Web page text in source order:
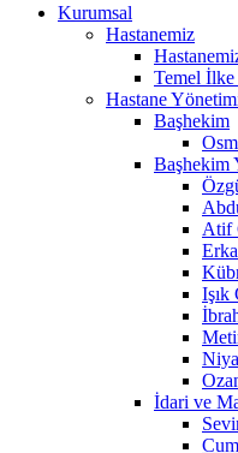
Kurumsal
Hastanemiz
Temel
Hastane
Başhekim
Başhekim
Atif
Işık
İdari ve